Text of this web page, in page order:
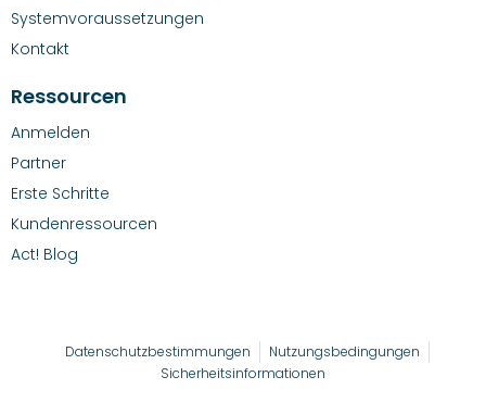
Systemvoraussetzungen
Kontakt
Ressourcen
Anmelden
Partner
Erste Schritte
Kundenressourcen
Act! Blog
Datenschutzbestimmungen
Nutzungsbedingungen
Sicherheitsinformationen